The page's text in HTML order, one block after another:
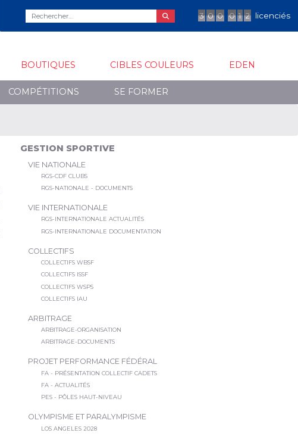
3 0 0 0 1 2 licenciés
BOUTIQUES CIBLES COULEURS EDEN
COMPÉTITIONS SE FORMER
GESTION SPORTIVE
VIE NATIONALE
RGS-CDF CLUBS
RGS-NATIONALE - DOCUMENTS
VIE INTERNATIONALE
RGS-INTERNATIONALE ACTUALITÉS
RGS-INTERNATIONALE DOCUMENTATION
COLLECTIFS
COLLECTIFS WBSF
COLLECTIFS ISSF
COLLECTIFS WSPS
COLLECTIFS IAU
ARBITRAGE
ARBITRAGE-ORGANISATION
ARBITRAGE-DOCUMENTS
PROJET PERFORMANCE FÉDÉRAL
FA - PRÉSENTATION COLLECTIF CADETS
FA - ACTUALITÉS
PES - PÔLES HAUT-NIVEAU
OLYMPISME ET PARALYMPISME
LOS ANGELES 2028